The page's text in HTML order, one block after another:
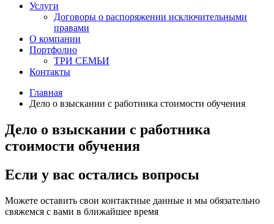
Услуги
Договоры о распоряжении исключительными
правами
О компании
Портфолио
ТРИ СЕМЬИ
Контакты
Главная
Дело о взыскании с работника стоимости обучения
Дело о взыскании с работника
стоимости обучения
Если у вас остались вопросы
Можете оставить свои контактные данные и мы обязательно
свяжемся с вами в ближайшее время